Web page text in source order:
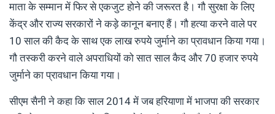
माता के सम्मान में फिर से एकजुट होने की जरूरत है। गौ सुरक्षा के लिए
केंद्र और राज्य सरकारों ने कड़े कानून बनाए हैं। गौ हत्या करने वाले पर
10 साल की कैद के साथ एक लाख रुपये जुर्माने का प्रावधान किया गया।
गौ तस्करी करने वाले अपराधियों को सात साल कैद और 70 हजार रुपये
जुर्माने का प्रावधान किया गया।
सीएम सैनी ने कहा कि साल 2014 में जब हरियाणा में भाजपा की सरकार